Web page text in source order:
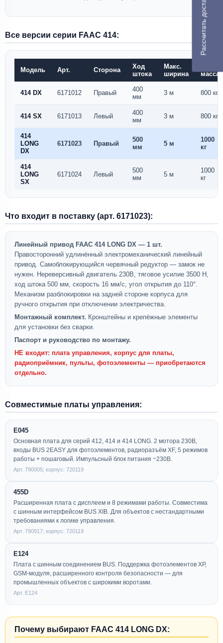
Все версии серии FAAC 414:
Модель Арт. Сторона
Ход
штока
Макс.
ширина
масса
414 DX 6171012 Правый
400
мм
3 м 800 кг
414 SX 6171013 Левый
400
мм
3 м 800 кг
414
LONG
DX
6171023 Правый
500
мм
5 м
1000
кг
414
LONG
SX
6171024 Левый
500
мм
5 м
1000
кг
Что входит в поставку (арт. 6171023):
Линейный привод FAAC 414 LONG DX — 1 шт.
Правосторонний удлинённый электромеханический линейный
привод. Самоблокирующийся червячный редуктор — замок не
нужен. Нереверсивный двигатель 230В, тяговое усилие 3500 Н,
ход штока 500 мм, скорость 16 мм/с, угол открытия до 110°.
Механизм разблокировки на задней стороне корпуса для
ручного открытия при отключении электричества.
Монтажный комплект. Кронштейны и крепёжные элементы
для установки без сварки.
Паспорт и руководство по монтажу.
НЕ входит: плата управления, корпус для платы,
радиоприёмник, пульты, фотоэлементы — приобретаются
отдельно.
Совместимые платы управления:
E045
Основная плата для серий 412, 414 и 414 LONG. 2 мотора 230В,
входы BUS 2EASY для фотоэлементов, радиоразъём XF, 5 режимов
работы + пошаговый. Импульсный блок питания ~230В.
Арт. 790005; корпус: 720119
455D
Расширенная плата с дисплеем и 8 режимами работы. Совместима
с шинным интерфейсом BUS XIB. Для объектов с нестандартными
требованиями к логике управления.
Арт. 790917; корпус: 720119
E124
Плата с шинным соединением BUS. Поддержка фотоэлементов XP,
GSM-модуля, расширенного контроля безопасности — для
промышленных объектов с широкими воротами.
Арт. E124
Почему выбирают FAAC 414 LONG DX:
Рассчитать доставку